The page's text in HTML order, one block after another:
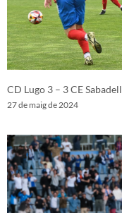
CD Lugo 3 – 3 CE Sabadell
27 de maig de 2024